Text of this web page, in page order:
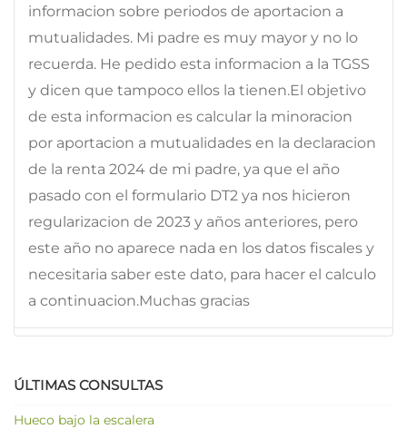
informacion sobre periodos de aportacion a
mutualidades. Mi padre es muy mayor y no lo
recuerda. He pedido esta informacion a la TGSS
y dicen que tampoco ellos la tienen.El objetivo
de esta informacion es calcular la minoracion
por aportacion a mutualidades en la declaracion
de la renta 2024 de mi padre, ya que el año
pasado con el formulario DT2 ya nos hicieron
regularizacion de 2023 y años anteriores, pero
este año no aparece nada en los datos fiscales y
necesitaria saber este dato, para hacer el calculo
a continuacion.Muchas gracias
ÚLTIMAS CONSULTAS
Hueco bajo la escalera